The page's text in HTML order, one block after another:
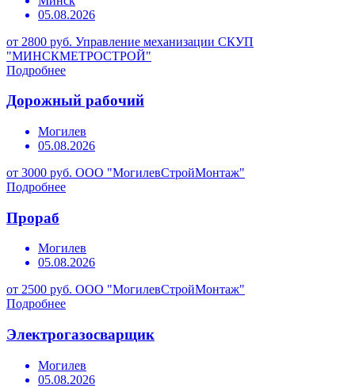
05.08.2026
от 2800 руб. Управление механизации СКУП
"МИНСКМЕТРОСТРОЙ"
Подробнее
Дорожный рабочий
Могилев
05.08.2026
от 3000 руб. ООО "МогилевСтройМонтаж"
Подробнее
Прораб
Могилев
05.08.2026
от 2500 руб. ООО "МогилевСтройМонтаж"
Подробнее
Электрогазосварщик
Могилев
05.08.2026